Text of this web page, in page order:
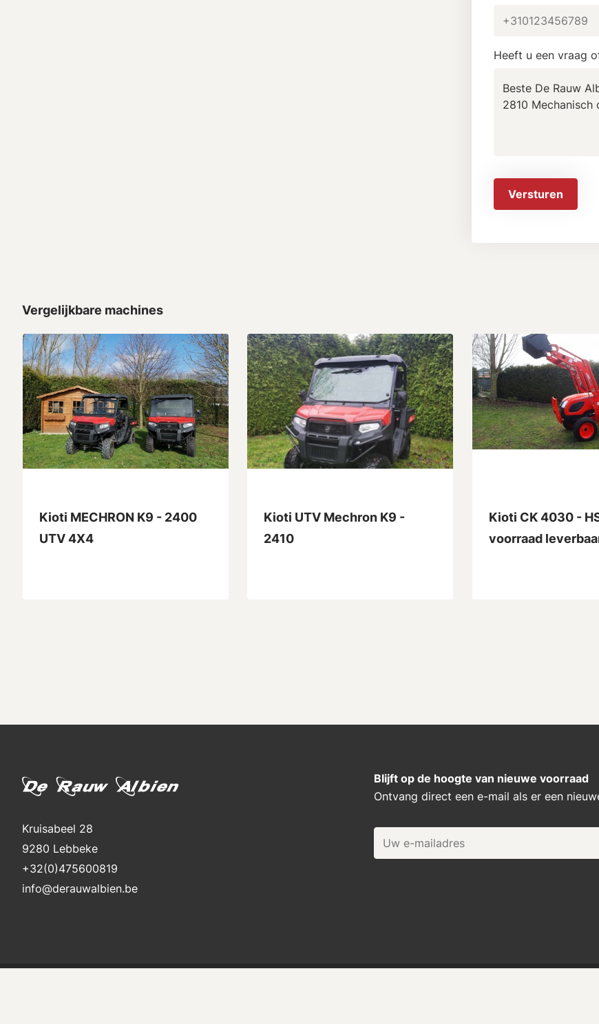
Heeft u een vraag
Versturen
Vergelijkbare machines
Kioti MECHRON K9 - 2400
UTV 4X4
Kioti UTV Mechron K9 -
2410
Kioti CK 4030 -
voorraad
Kruisabeel 28
9280 Lebbeke
+32(0)475600819
info@derauwalbien.be
Blijft op de hoogte van nieuwe voorraad
Ontvang direct een e-mail als er een